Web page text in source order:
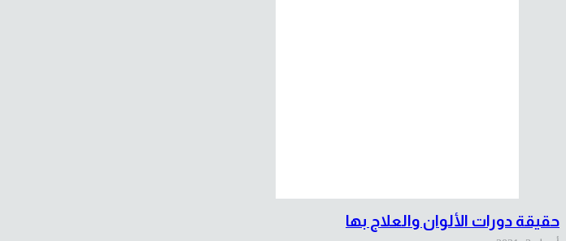
حقيقة دورات الألوان والعلاج بها